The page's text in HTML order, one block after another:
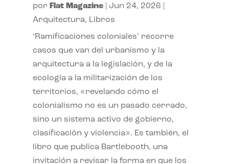
por Flat Magazine| Jun 24, 2026
Arquitectura, Libros
‘Ramificaciones coloniales’ recorre
casos que van del urbanismo y la
arquitectura a la legislación, y de la
ecología a la militarización de los
territorios, «revelando cómo el
colonialismo no es un pasado cerrado,
sino un sistema activo de gobierno,
clasificación y violencia». Es también, el
libro que publica Bartlebooth, una
invitación a revisar la forma en que los